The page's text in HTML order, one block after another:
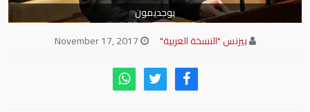
بوجديمون
بيزنس "النسخة العربية"